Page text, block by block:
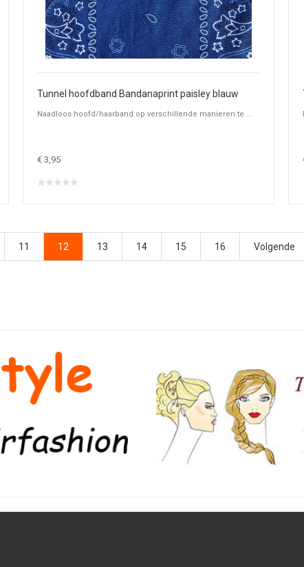
Tunnel hoofdband Bandanaprint paisley blauw
Naadloos hoofd/haarband op verschillende manieren te ...
€ 3,95
11 12 13 14 15 16 Volgende